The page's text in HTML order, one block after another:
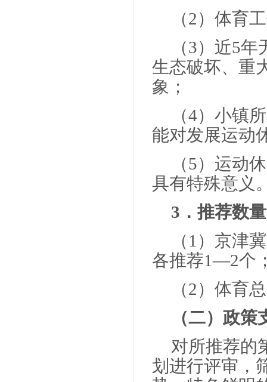
（2）体育
（3）近5
生态破坏、重
象；
（4）小镇
能对发展运动
（5）运动
具有特殊意义
3．推荐数
（1）京津
各推荐1—2个
（2）体育
（二）政策
对所推荐的
划进行评审，